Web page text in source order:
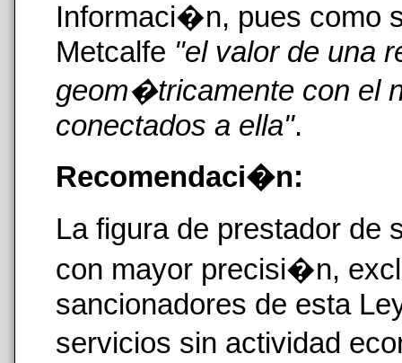
Informaci�n, pues como
Metcalfe "el valor de una
geom�tricamente con el
conectados a ella".
Recomendaci�n:
La figura de prestador
con mayor precisi�n,
sancionadores de esta
servicios sin actividad